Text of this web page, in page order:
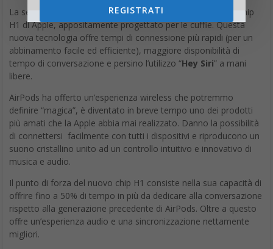
La seconda generazione di Apple AirPods include il nuovo chip
H1 di Apple, appositamente progettato per le cuffie. Questa
nuova tecnologia offre tempi di connessione più rapidi (per un
abbinamento facile ed efficiente), maggiore disponibilità di
tempo di conversazione e persino l’utilizzo “Hey Siri” a mani
libere.
AirPods ha offerto un’esperienza wireless che potremmo
definire “magica”, è diventato in breve tempo uno dei prodotti
più amati che la Apple abbia mai realizzato. Danno la possibilità
di connettersi facilmente con tutti i dispositivi e riproducono un
suono cristallino unito ad un controllo intuitivo e innovativo di
musica e audio.
Il punto di forza del nuovo chip H1 consiste nella sua capacità di
offrire fino a 50% di tempo in più da dedicare alla conversazione
rispetto alla generazione precedente di AirPods. Oltre a questo
offre un’esperienza audio e una sincronizzazione nettamente
migliori.
REGISTRATI